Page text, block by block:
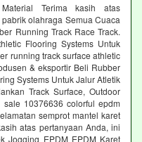
Terima kasih atas
olahraga Semua Cuaca
Running Track Race Track.
Flooring Systems Untuk
running track surface athletic
& eksportir Beli Rubber
Systems Untuk Jalur Atletik
Track Surface, Outdoor
sale 10376636 colorful epdm
semprot mantel karet
atas pertanyaan Anda, ini
Jogging EPDM EPDM Karet